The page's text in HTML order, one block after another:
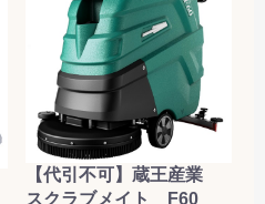
【代引不可】蔵王産業
スクラブメイト F60